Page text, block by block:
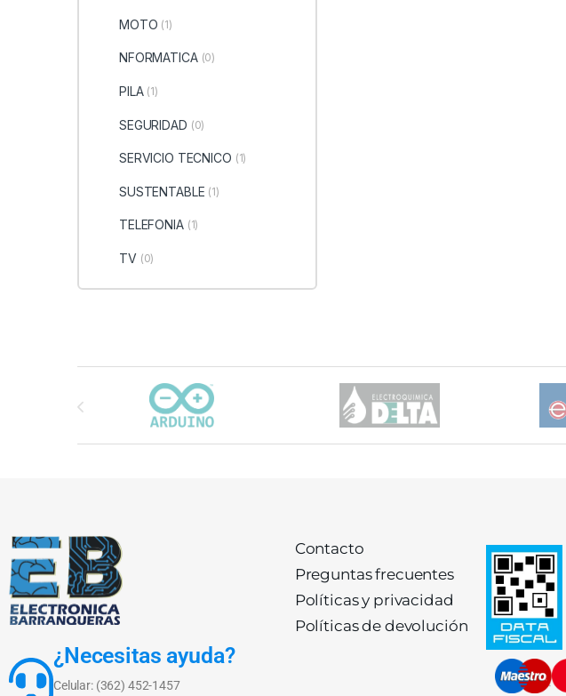
MOTO (1)
NFORMATICA (0)
PILA (1)
SEGURIDAD (0)
SERVICIO TECNICO (1)
SUSTENTABLE (1)
TELEFONIA (1)
TV (0)
Carrusel de marcas
¿Necesitas ayuda?
Celular: (362) 452-1457
Contacto
Preguntas frecuentes
Políticas y privacidad
Políticas de devolución